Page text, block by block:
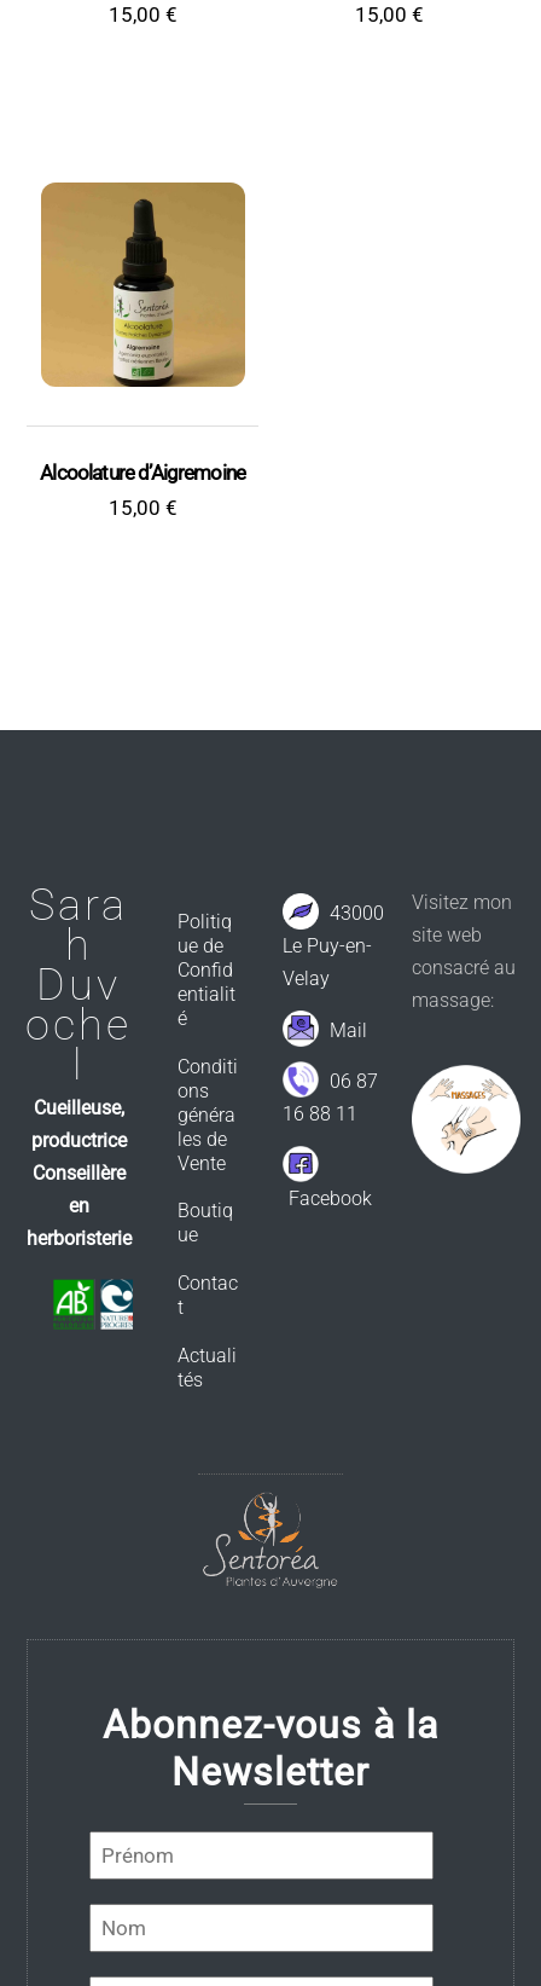
15,00 €
15,00€
Alcoolature d’Aigremoine
15,00 €
Sara
h
Duv
oche
l
Cueilleuse,
productrice
Conseillère
en
herboristerie
Politiq
ue de
Confid
entialit
é
Conditi
ons
généra
les de
Vente
Boutiq
ue
Contac
t
Actuali
tés
43000
Le Puy-en-
Velay
Mail
06 87
16 88 11
Facebook
Visitez mon
site web
consacré au
massage:
Abonnez-vous à la
Newsletter
First
name
Last
name